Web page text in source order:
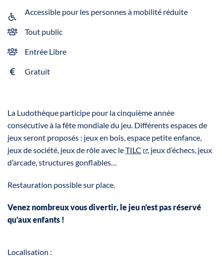
Accessible pour les personnes à mobilité réduite
Tout public
Entrée Libre
Gratuit
La Ludothèque participe pour la cinquième année
consécutive à la fête mondiale du jeu. Différents espaces de
jeux seront proposés : jeux en bois, espace petite enfance,
jeux de société, jeux de rôle avec leTILC
, jeux d’échecs, jeux
d’arcade, structures gonflables…
Restauration possible sur place.
Venez nombreux vous divertir, le jeu n’est pas réservé
qu’aux enfants !
Localisation :